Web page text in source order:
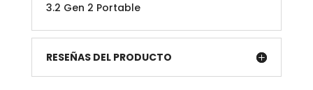
3.2 Gen 2 Portable
RESEÑAS DEL PRODUCTO